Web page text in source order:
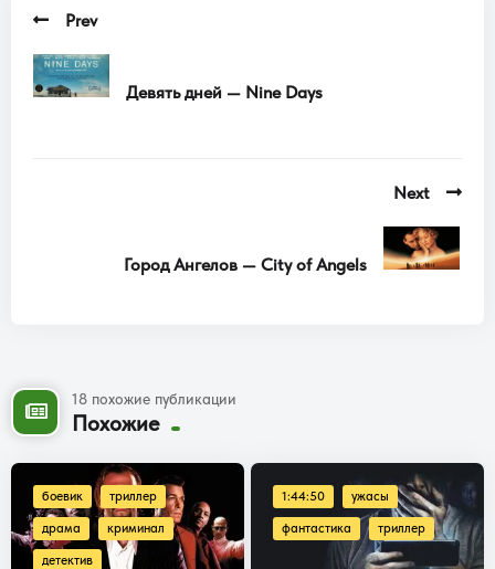
Prev
Девять дней — Nine Days
Next
Город Ангелов — City of Angels
18 похожие публикации
Похожие
боевик триллер
драма криминал
детектив
1:44:50 ужасы
фантастика триллер